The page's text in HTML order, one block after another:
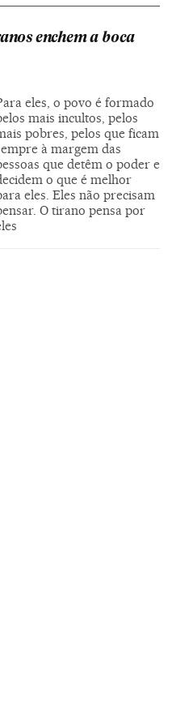
enchem a boca
eles, o povo é formado
mais incultos, pelos
pobres, pelos que ficam
à margem das
que detêm o poder e
o que é melhor
eles. Eles não precisam
O tirano pensa por